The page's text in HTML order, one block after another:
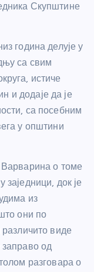
Скупштине
година делује у
са свим
истиче
и додаје да је
са посебним
у општини
о томе
док је
из
они по
виде
од
разговара о